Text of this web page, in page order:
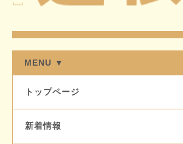
MENU ▼
トップページ
新着情報